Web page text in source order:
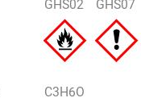
GHS02 GHS07
C3H6O